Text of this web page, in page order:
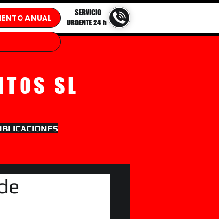
SERVICIO
URGENTE 24 h
ANUAL
SL